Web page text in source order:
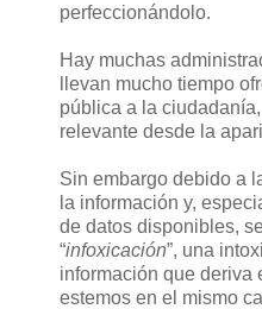
perfeccionándolo.
Hay muchas
llevan mucho tiempo
pública a la
relevante desde la
Sin embargo debido a
la información y,
de datos disponibles,
“infoxicación”, una
información que deriva
estemos en el mismo